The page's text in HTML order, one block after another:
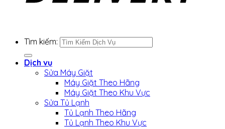
Tìm kiếm:
Dịch vụ
Sửa Máy Giặt
Máy Giặt Theo Hãng
Máy Giặt Theo Khu Vực
Sửa Tủ Lạnh
Tủ Lạnh Theo Hãng
Tủ Lạnh Theo Khu Vực